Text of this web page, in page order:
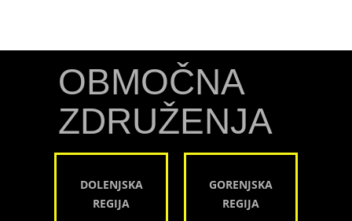
OBMOČNA
ZDRUŽENJA
DOLENJSKA
REGIJA
GORENJSKA
REGIJA